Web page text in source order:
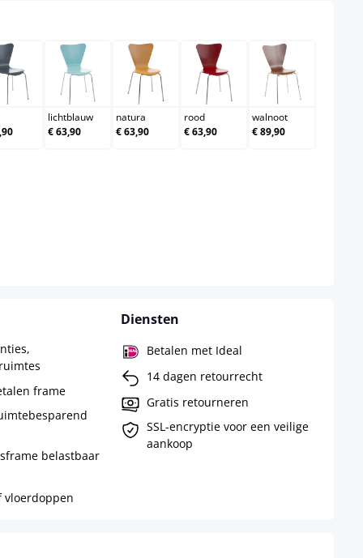
grijs lichtblauw
lichtblauw
€ 63,90
natura
natura
€ 63,90
rood
rood
€ 63,90
walnoot
walnoot
€ 89,90
frame
belastbaar
vloerdoppen
Diensten
Betalen met Ideal
14 dagen retourrecht
Gratis retourneren
SSL-encryptie voor een veilige
aankoop